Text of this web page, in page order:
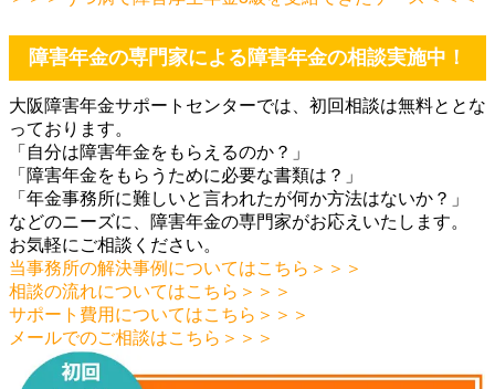
障害年金の専門家による障害年金の相談実施中！
大阪障害年金サポートセンターでは、初回相談は無料ととな
っております。
「自分は障害年金をもらえるのか？」
「障害年金をもらうために必要な書類は？」
「年金事務所に難しいと言われたが何か方法はないか？」
などのニーズに、障害年金の専門家がお応えいたします。
お気軽にご相談ください。
当事務所の解決事例についてはこちら＞＞＞
相談の流れについてはこちら＞＞＞
サポート費用についてはこちら＞＞＞
メールでのご相談はこちら＞＞＞